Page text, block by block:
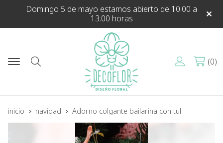
Domingo 5 de mayo estamos abierto de 10.00 a
13.00 horas
Buscar
0
inicio navidad Adorno colgante bailarina con tul